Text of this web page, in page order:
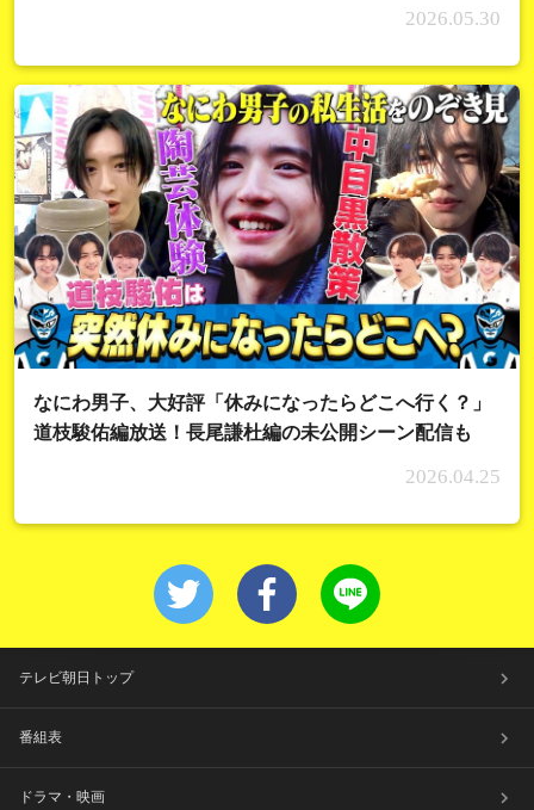
2026.05.30
なにわ男子、大好評「休みになったらどこへ行く？」
道枝駿佑編放送！長尾謙杜編の未公開シーン配信も
2026.04.25
テレビ朝日トップ
番組表
ドラマ・映画